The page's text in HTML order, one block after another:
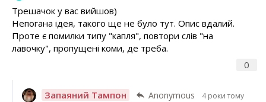
0
Трешачок у вас вийшов)
Непогана ідея, такого ще не було тут. Опис вдалий.
Проте є помилки типу "капля", повтори слів "на
лавочку", пропущені коми, де треба.
Запаяний Тампон Anonymous 4 роки тому